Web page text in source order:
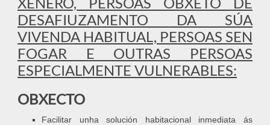
DESAFIUZAMENTO DA SÚA
VIVENDA HABITUAL, PERSOAS SEN
FOGAR E OUTRAS PERSOAS
ESPECIALMENTE VULNERABLES:
OBXECTO
Facilitar unha solución habitacional inmediata ás